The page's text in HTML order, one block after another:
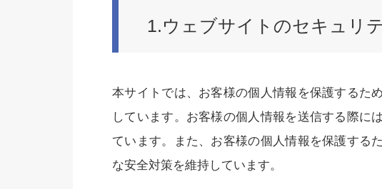
1.ウェブサイトのセキュリ
本サイトでは、お客様の個人情報を保護するた
しています。お客様の個人情報を送信する際に
ています。また、お客様の個人情報を保護する
な安全対策を維持しています。